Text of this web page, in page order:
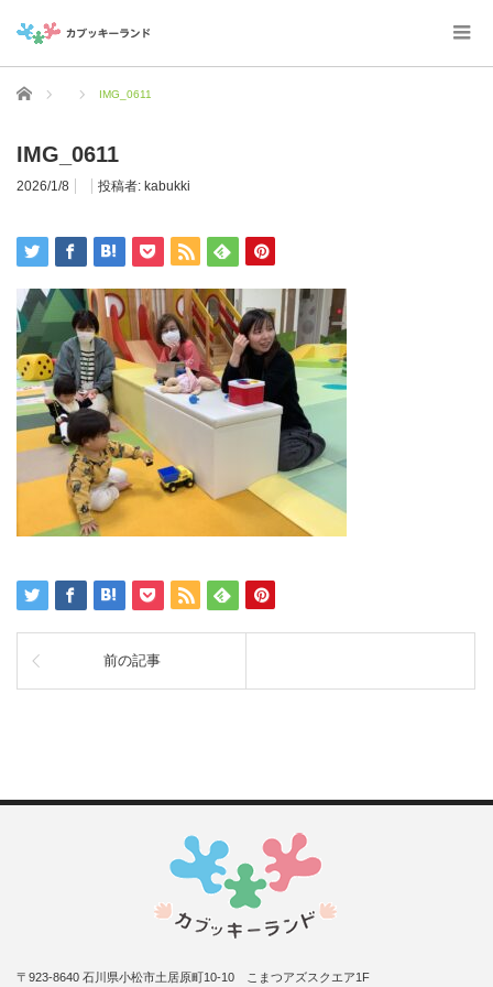
ホーム IMG_0611
IMG_0611
2026/1/8 投稿者: kabukki
前の記事
〒923-8640 石川県小松市土居原町10-10 こまつアズスクエア1F